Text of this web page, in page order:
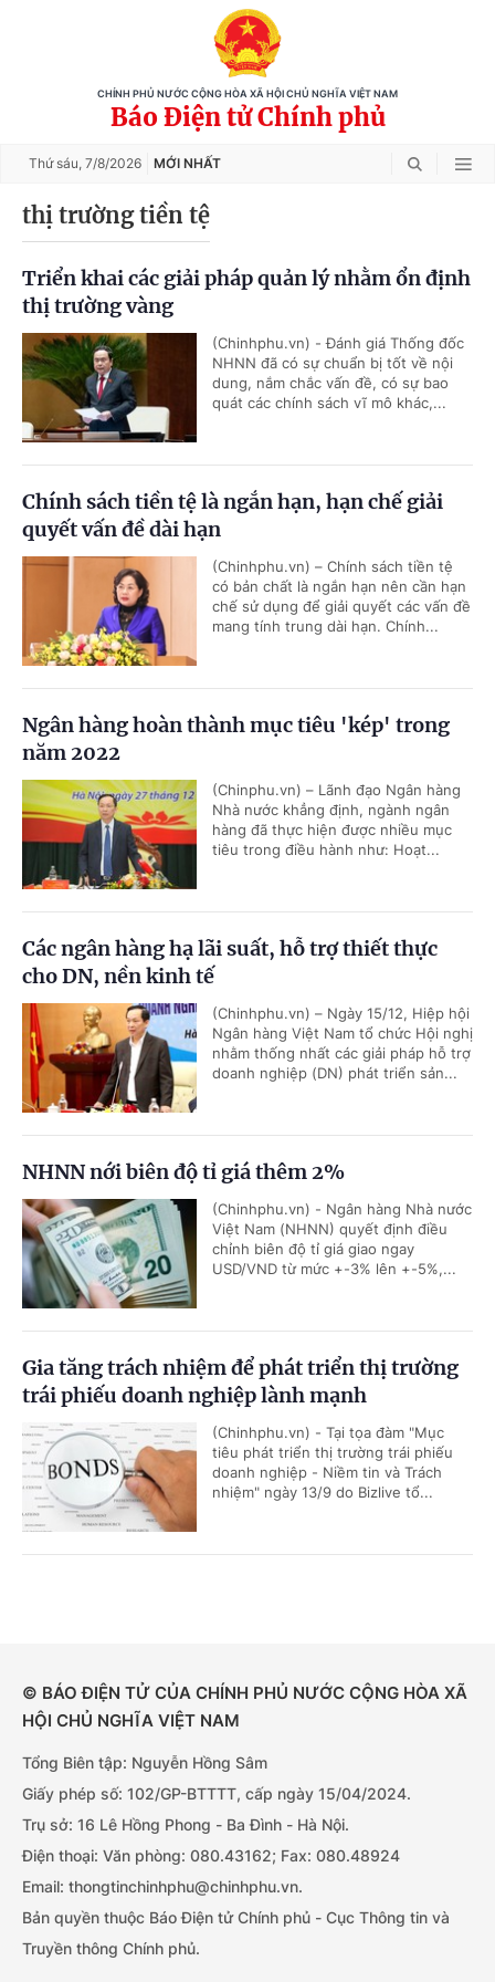
CHÍNH PHỦ NƯỚC CỘNG HÒA XÃ HỘI CHỦ NGHĨA VIỆT NAM
Báo Điện tử Chính phủ
Thứ sáu, 7/8/2026 MỚI NHẤT
thị trường tiền tệ
Triển khai các giải pháp quản lý nhằm ổn định
thị trường vàng
(Chinhphu.vn) - Đánh giá Thống đốc
NHNN đã có sự chuẩn bị tốt về nội
dung, nắm chắc vấn đề, có sự bao
quát các chính sách vĩ mô khác,...
Chính sách tiền tệ là ngắn hạn, hạn chế giải
quyết vấn đề dài hạn
(Chinhphu.vn) – Chính sách tiền tệ
có bản chất là ngắn hạn nên cần hạn
chế sử dụng để giải quyết các vấn đề
mang tính trung dài hạn. Chính...
Ngân hàng hoàn thành mục tiêu 'kép' trong
năm 2022
(Chinphu.vn) – Lãnh đạo Ngân hàng
Nhà nước khẳng định, ngành ngân
hàng đã thực hiện được nhiều mục
tiêu trong điều hành như: Hoạt...
Các ngân hàng hạ lãi suất, hỗ trợ thiết thực
cho DN, nền kinh tế
(Chinhphu.vn) – Ngày 15/12, Hiệp hội
Ngân hàng Việt Nam tổ chức Hội nghị
nhằm thống nhất các giải pháp hỗ trợ
doanh nghiệp (DN) phát triển sản...
NHNN nới biên độ tỉ giá thêm 2%
(Chinhphu.vn) - Ngân hàng Nhà nước
Việt Nam (NHNN) quyết định điều
chỉnh biên độ tỉ giá giao ngay
USD/VND từ mức +-3% lên +-5%,...
Gia tăng trách nhiệm để phát triển thị trường
trái phiếu doanh nghiệp lành mạnh
(Chinhphu.vn) - Tại tọa đàm "Mục
tiêu phát triển thị trường trái phiếu
doanh nghiệp - Niềm tin và Trách
nhiệm" ngày 13/9 do Bizlive tổ...
© BÁO ĐIỆN TỬ CỦA CHÍNH PHỦ NƯỚC CỘNG HÒA XÃ
HỘI CHỦ NGHĨA VIỆT NAM
Tổng Biên tập: Nguyễn Hồng Sâm
Giấy phép số: 102/GP-BTTTT, cấp ngày 15/04/2024.
Trụ sở: 16 Lê Hồng Phong - Ba Đình - Hà Nội.
Điện thoại: Văn phòng: 080.43162; Fax: 080.48924
Email: thongtinchinhphu@chinhphu.vn.
Bản quyền thuộc Báo Điện tử Chính phủ - Cục Thông tin và
Truyền thông Chính phủ.